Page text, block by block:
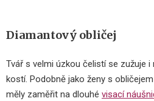
Diamantový obličej
Tvář s velmi úzkou čelistí se zužuje i
kostí. Podobně jako ženy s
měly zaměřit na dlouhé visací